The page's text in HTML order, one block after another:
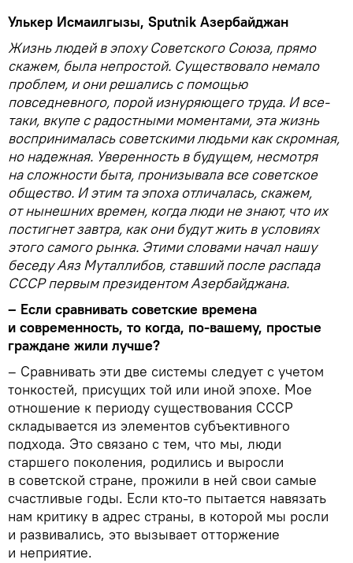
Улькер Исмаилгызы, Sputnik Азербайджан
Жизнь людей в эпоху Советского Союза, прямо
скажем, была непростой. Существовало немало
проблем, и они решались с помощью
повседневного, порой изнуряющего труда. И все-
таки, вкупе с радостными моментами, эта жизнь
воспринималась советскими людьми как скромная,
но надежная. Уверенность в будущем, несмотря
на сложности быта, пронизывала все советское
общество. И этим та эпоха отличалась, скажем,
от нынешних времен, когда люди не знают, что их
постигнет завтра, как они будут жить в условиях
этого самого рынка. Этими словами начал нашу
беседу Аяз Муталлибов, ставший после распада
СССР первым президентом Азербайджана.
– Если сравнивать советские времена
и современность, то когда, по-вашему, простые
граждане жили лучше?
– Сравнивать эти две системы следует с учетом
тонкостей, присущих той или иной эпохе. Мое
отношение к периоду существования СССР
складывается из элементов субъективного
подхода. Это связано с тем, что мы, люди
старшего поколения, родились и выросли
в советской стране, прожили в ней свои самые
счастливые годы. Если кто-то пытается навязать
нам критику в адрес страны, в которой мы росли
и развивались, это вызывает отторжение
и неприятие.